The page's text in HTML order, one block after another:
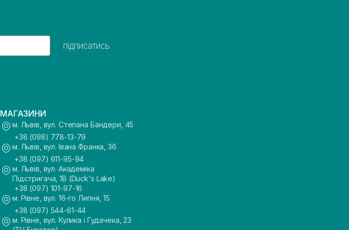
підписатись
МАГАЗИНИ
м. Львів, вул. Степана Бандери, 45
+38 (098) 778-13-79
м. Львів, вул. Івана Франка, 36
+38 (097) 611-95-94
м. Львів, вул. Академіка
Підстригача, 1В (Duck's Lake)
+38 (097) 101-97-16
м. Рівне, вул. 16-го Липня, 15
+38 (097) 544-61-44
м. Рівне, вул. Кулика і Гудачека, 23